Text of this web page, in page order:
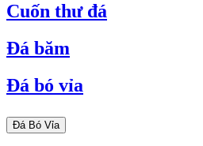
Cuốn thư đá
Đá băm
Đá bó vỉa
Đá Bó Vỉa